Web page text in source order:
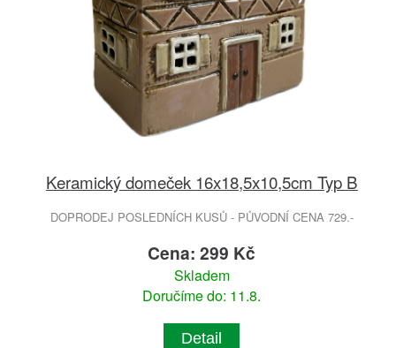
Keramický domeček 16x18,5x10,5cm Typ B
DOPRODEJ POSLEDNÍCH KUSŮ - PŮVODNÍ CENA 729.-
Cena: 299 Kč
Skladem
Doručíme do: 11.8.
Detail